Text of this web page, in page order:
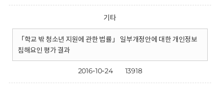
기타
「학교 밖 청소년 지원에 관한 법률」 일부개정안에 대한 개인정보
침해요인 평가 결과
2016-10-24 13918